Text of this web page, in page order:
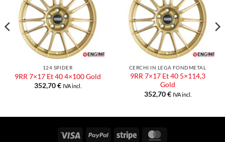
Aggiungi
alla lista
dei
desideri
124 SPIDER
9RR 7×17 Et 40 4×100 Gold
352,70€ IVA incl.
Aggiungi
alla lista
dei
desideri
CERCHI IN LEGA FONDMETAL
9RR 7×17 Et 40 5×114,3
Gold
352,70€ IVA incl.
Visa PayPal Stripe